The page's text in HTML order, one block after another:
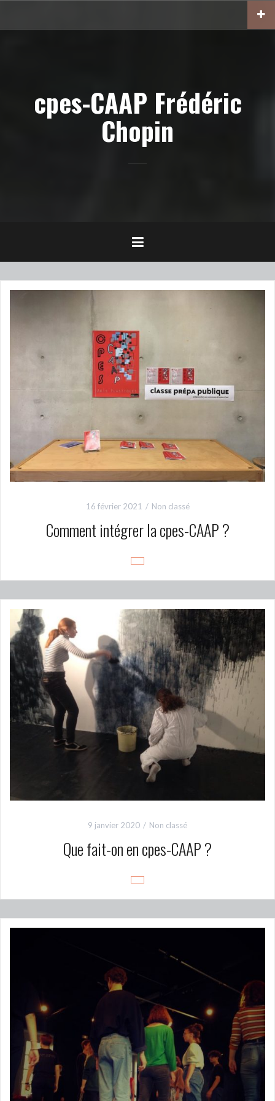
contenu
cpes-CAAP Frédéric
Chopin
16 février 2021 Non classé
Comment intégrer la cpes-CAAP ?
9 janvier 2020 Non classé
Que fait-on en cpes-CAAP ?